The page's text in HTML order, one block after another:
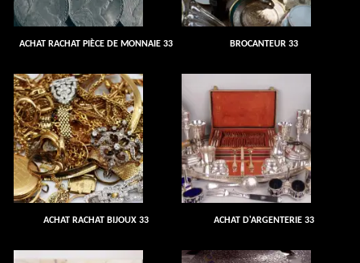
ACHAT RACHAT PIÈCE DE MONNAIE 33 BROCANTEUR 33
ACHAT RACHAT BIJOUX 33 ACHAT D'ARGENTERIE 33